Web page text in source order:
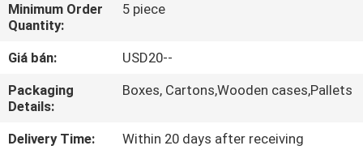
VỀ
Minimum Order
Quantity:
5 piece
Giá bán:
USD20--
Packaging
Details:
Boxes, Cartons,Wooden cases,Pallets
Delivery Time:
Within 20 days after receiving